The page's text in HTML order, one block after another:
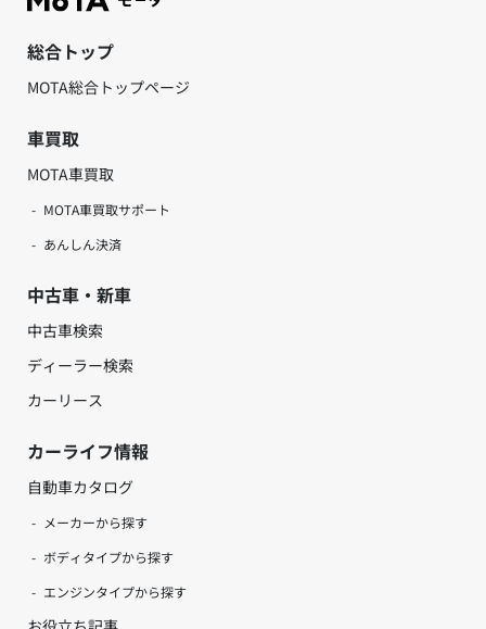
総合トップ
MOTA総合トップページ
車買取
MOTA車買取
MOTA車買取サポート
あんしん決済
中古車・新車
中古車検索
ディーラー検索
カーリース
カーライフ情報
自動車カタログ
メーカーから探す
ボディタイプから探す
エンジンタイプから探す